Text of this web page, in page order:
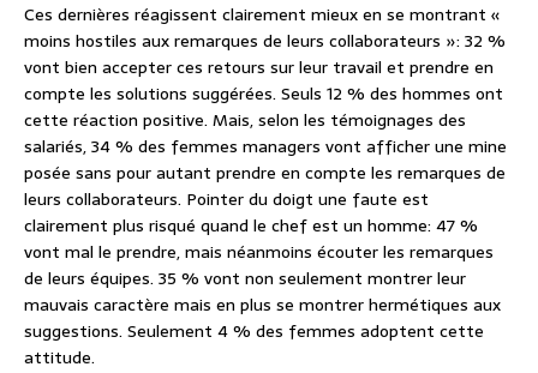
Ces dernières réagissent clairement mieux en se montrant «
moins hostiles aux remarques de leurs collaborateurs »: 32 %
vont bien accepter ces retours sur leur travail et prendre en
compte les solutions suggérées. Seuls 12 % des hommes ont
cette réaction positive. Mais, selon les témoignages des
salariés, 34 % des femmes managers vont afficher une mine
posée sans pour autant prendre en compte les remarques de
leurs collaborateurs. Pointer du doigt une faute est
clairement plus risqué quand le chef est un homme: 47 %
vont mal le prendre, mais néanmoins écouter les remarques
de leurs équipes. 35 % vont non seulement montrer leur
mauvais caractère mais en plus se montrer hermétiques aux
suggestions. Seulement 4 % des femmes adoptent cette
attitude.